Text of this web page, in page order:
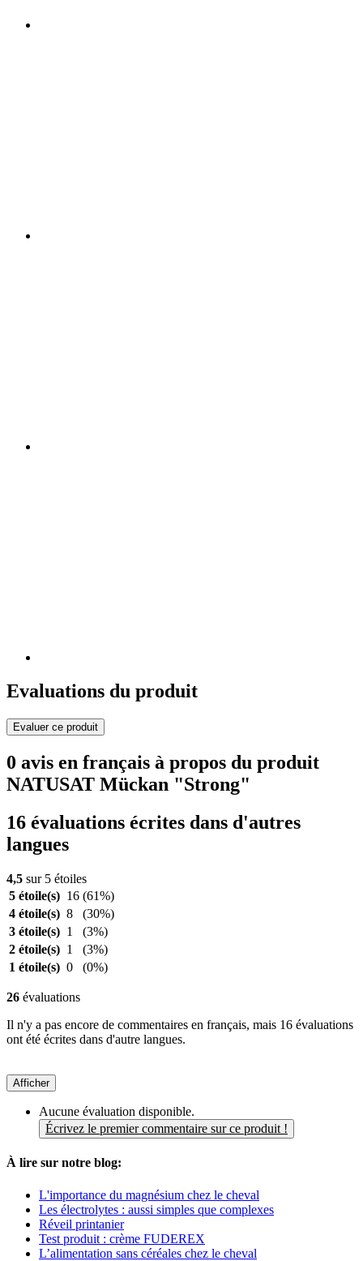
Evaluations du produit
Evaluer ce produit
0 avis en français à propos du produit
NATUSAT Mückan "Strong"
16 évaluations écrites dans d'autres
langues
4,5 sur 5 étoiles
5 étoile(s) 16 (61%)
4 étoile(s) 8
(30%)
3 étoile(s) 1
(3%)
2 étoile(s) 1
(3%)
1 étoile(s) 0 (0%)
26 évaluations
Il n'y a pas encore de commentaires en français, mais 16 évaluations
ont été écrites dans d'autre langues.
Afficher
Aucune évaluation disponible.
Écrivez le premier commentaire sur ce produit !
À lire sur notre blog:
L'importance du magnésium chez le cheval
Les électrolytes : aussi simples que complexes
Réveil printanier
Test produit : crème FUDEREX
L’alimentation sans céréales chez le cheval